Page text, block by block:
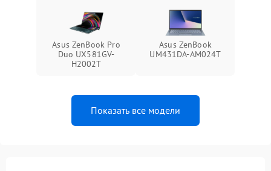
Asus ZenBook Pro
Duo UX581GV-
H2002T
Asus ZenBook
UM431DA-AM024T
Показать все модели